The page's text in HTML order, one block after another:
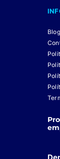
Blog